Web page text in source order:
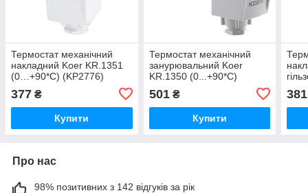
Термостат механічний
накладний Koer KR.1351
(0…+90*C) (KP2776)
377 ₴
Купити
Термостат механічний
занурювальний Koer
KR.1350 (0...+90*C)
501₴
Купити
381
Про нас
98% позитивних з 142 відгуків за рік